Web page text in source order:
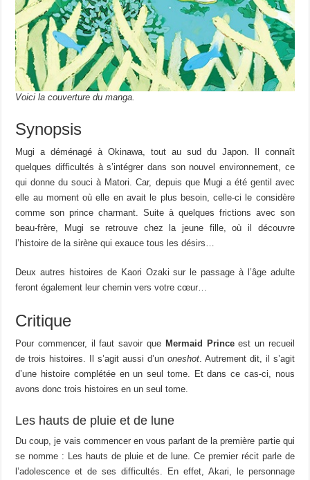
Voici la couverture du manga.
Synopsis
Mugi a déménagé à Okinawa, tout au sud du Japon. Il connaît
quelques difficultés à s’intégrer dans son nouvel environnement, ce
qui donne du souci à Matori. Car, depuis que Mugi a été gentil avec
elle au moment où elle en avait le plus besoin, celle-ci le considère
comme son prince charmant. Suite à quelques frictions avec son
beau-frère, Mugi se retrouve chez la jeune fille, où il découvre
l’histoire de la sirène qui exauce tous les désirs…
Deux autres histoires de Kaori Ozaki sur le passage à l’âge adulte
feront également leur chemin vers votre cœur…
Critique
Pour commencer, il faut savoir que Mermaid Princeest un recueil
de trois histoires. Il s’agit aussi d’un oneshot. Autrement dit, il s’agit
d’une histoire complétée en un seul tome. Et dans ce cas-ci, nous
avons donc trois histoires en un seul tome.
Les hauts de pluie et de lune
Du coup, je vais commencer en vous parlant de la première partie qui
se nomme : Les hauts de pluie et de lune. Ce premier récit parle de
l’adolescence et de ses difficultés. En effet, Akari, le personnage